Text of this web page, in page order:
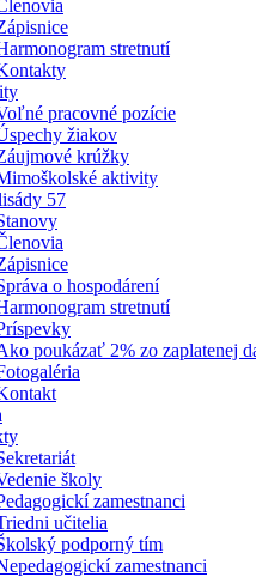
stretnutí
pracovné pozície
žiakov
krúžky
aktivity
57
o hospodárení
stretnutí
poukázať 2% zo zaplatenej
školy
zamestnanci
učitelia
podporný tím
zamestnanci